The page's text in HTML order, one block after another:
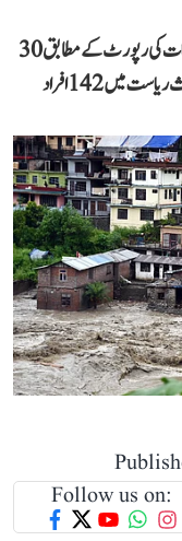
ریاستی حکومت کی جانب سے جاری مجموعی مانسون نقصانات کی رپورٹ کے مطابق 30
جون سے 6 اگست 2026 کے درمیان مانسون کے باعث ریاست میں 142 افراد
Follow us on: